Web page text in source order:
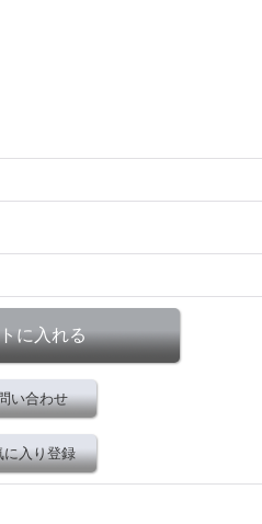
い合わせ
に入り登録